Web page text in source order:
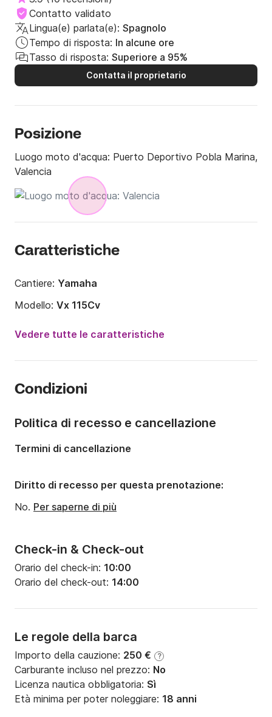
8 ore 800€
BENZINA NON INCLUSA
Cauzione 300€
Contatto validato
Lingua(e) parlata(e): Spagnolo
Tempo di risposta: In alcune ore
Tasso di risposta: Superiore a 95%
Contatta il proprietario
Posizione
Luogo moto d'acqua: Puerto Deportivo Pobla Marina,
Valencia
Caratteristiche
Cantiere: Yamaha
Modello: Vx 115Cv
Vedere tutte le caratteristiche
Condizioni
Check-in & Check-out
Orario del check-in: 10:00
Orario del check-out: 14:00
Le regole della barca
Importo della cauzione: 250 € ?
Carburante incluso nel prezzo: No
Licenza nautica obbligatoria: Sì
Età minima per poter noleggiare: 18 anni
Politica di recesso e cancellazione
Termini di cancellazione
Diritto di recesso per questa prenotazione:
No. Per saperne di più